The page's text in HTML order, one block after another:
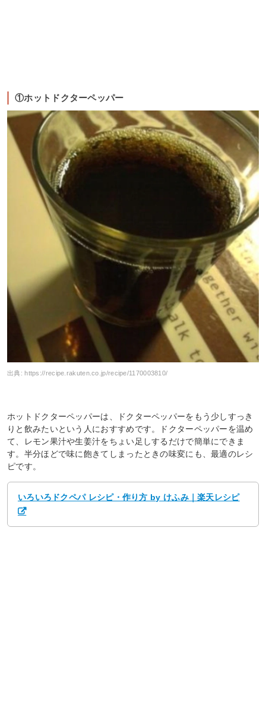
①ホットドクターペッパー
出典: https://recipe.rakuten.co.jp/recipe/1170003810/
ホットドクターペッパーは、ドクターペッパーをもう少しすっき
りと飲みたいという人におすすめです。ドクターペッパーを温め
て、レモン果汁や生姜汁をちょい足しするだけで簡単にできま
す。半分ほどで味に飽きてしまったときの味変にも、最適のレシ
ピです。
いろいろドクペパ レシピ・作り方 by けふみ｜楽天レシピ